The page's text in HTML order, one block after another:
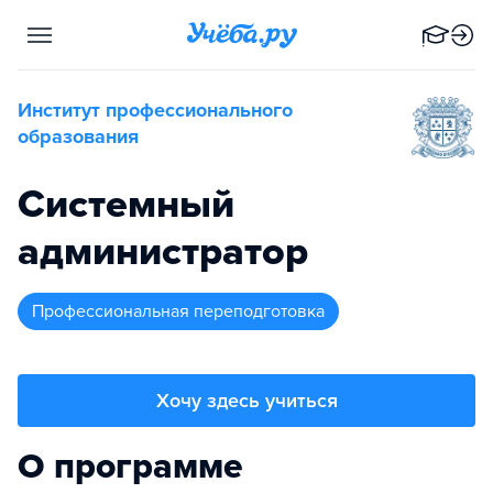
Институт профессионального
образования
Системный
администратор
профессиональная переподготовка
Хочу здесь учиться
О программе